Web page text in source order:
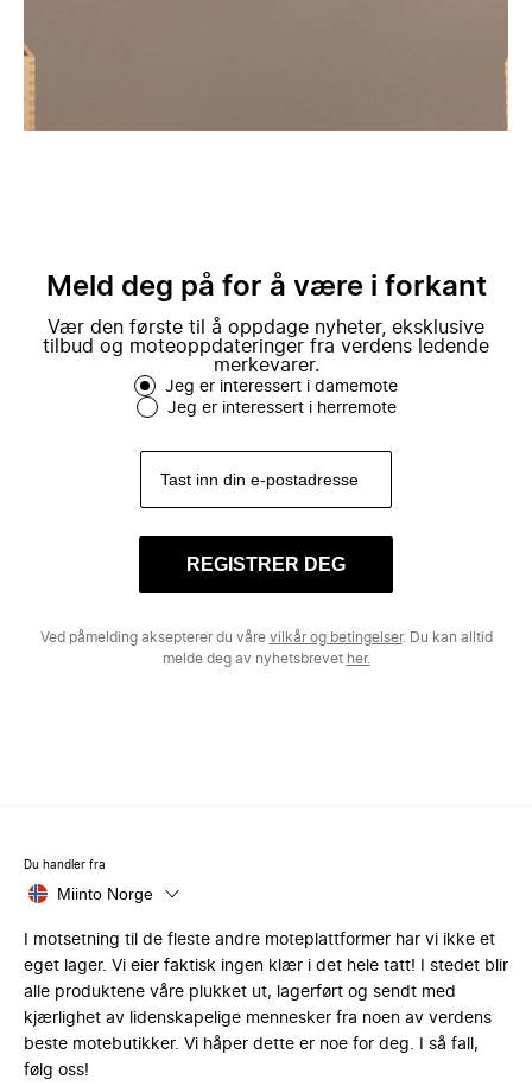
Meld deg på for å være i forkant
Vær den første til å oppdage nyheter, eksklusive
tilbud og moteoppdateringer fra verdens ledende
merkevarer.
Jeg er interessert i damemote
Jeg er interessert i herremote
REGISTRER DEG
Ved påmelding aksepterer du våre vilkår og betingelser. Du kan alltid
melde deg av nyhetsbrevet her.
Du handler fra
Miinto Norge
I motsetning til de fleste andre moteplattformer har vi ikke et
eget lager. Vi eier faktisk ingen klær i det hele tatt! I stedet blir
alle produktene våre plukket ut, lagerført og sendt med
kjærlighet av lidenskapelige mennesker fra noen av verdens
beste motebutikker. Vi håper dette er noe for deg. I så fall,
følg oss!